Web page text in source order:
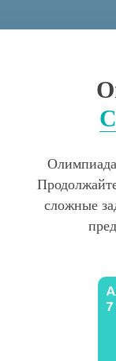
Олимпиада
сложные